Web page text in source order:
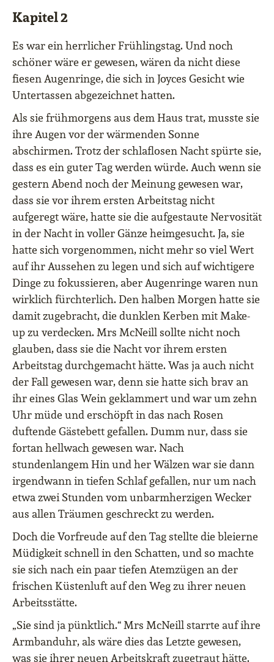
Kapitel 2
Es war ein herrlicher Frühlingstag. Und noch
schöner wäre er gewesen, wären da nicht diese
fiesen Augenringe, die sich in Joyces Gesicht wie
Untertassen abgezeichnet hatten.
Als sie frühmorgens aus dem Haus trat, musste sie
ihre Augen vor der wärmenden Sonne
abschirmen. Trotz der schlaflosen Nacht spürte sie,
dass es ein guter Tag werden würde. Auch wenn sie
gestern Abend noch der Meinung gewesen war,
dass sie vor ihrem ersten Arbeitstag nicht
aufgeregt wäre, hatte sie die aufgestaute Nervosität
in der Nacht in voller Gänze heimgesucht. Ja, sie
hatte sich vorgenommen, nicht mehr so viel Wert
auf ihr Aussehen zu legen und sich auf wichtigere
Dinge zu fokussieren, aber Augenringe waren nun
wirklich fürchterlich. Den halben Morgen hatte sie
damit zugebracht, die dunklen Kerben mit Make-
up zu verdecken. Mrs McNeill sollte nicht noch
glauben, dass sie die Nacht vor ihrem ersten
Arbeitstag durchgemacht hätte. Was ja auch nicht
der Fall gewesen war, denn sie hatte sich brav an
ihr eines Glas Wein geklammert und war um zehn
Uhr müde und erschöpft in das nach Rosen
duftende Gästebett gefallen. Dumm nur, dass sie
fortan hellwach gewesen war. Nach
stundenlangem Hin und her Wälzen war sie dann
irgendwann in tiefen Schlaf gefallen, nur um nach
etwa zwei Stunden vom unbarmherzigen Wecker
aus allen Träumen geschreckt zu werden.
Doch die Vorfreude auf den Tag stellte die bleierne
Müdigkeit schnell in den Schatten, und so machte
sie sich nach ein paar tiefen Atemzügen an der
frischen Küstenluft auf den Weg zu ihrer neuen
Arbeitsstätte.
„Sie sind ja pünktlich.“ Mrs McNeill starrte auf ihre
Armbanduhr, als wäre dies das Letzte gewesen,
was sie ihrer neuen Arbeitskraft zugetraut hätte.